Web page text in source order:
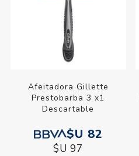
Afeitadora Gillette
Prestobarba 3 x1
Descartable
$U 82
$U 97